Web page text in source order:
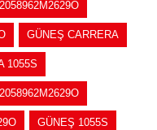
GÜNEŞ CARRERA
1055S
GÜNEŞ 1055S